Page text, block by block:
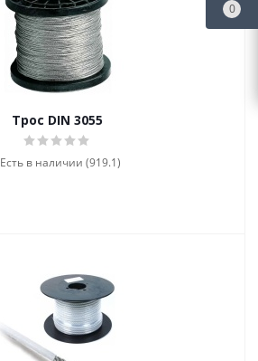
Трос DIN 3055
Есть в наличии (919.1)
0